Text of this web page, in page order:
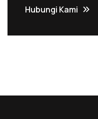
Hubungi Kami